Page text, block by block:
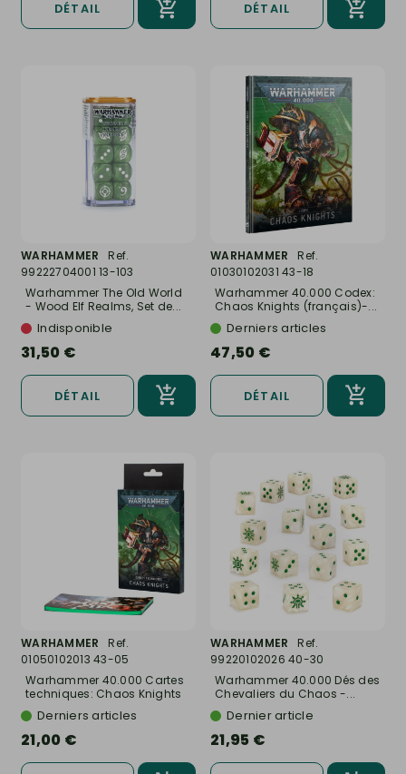
DÉTAIL DÉTAIL
WARHAMMER
Ref.
99222704001 13-103
Warhammer The Old World
- Wood Elf Realms, Set de...
Indisponible
31,50 €
DÉTAIL
WARHAMMER
Ref.
01030102031 43-18
Warhammer 40.000 Codex:
Chaos Knights (français)-...
Derniers articles
47,50 €
DÉTAIL
WARHAMMER
Ref.
01050102013 43-05
Warhammer 40.000 Cartes
techniques: Chaos Knights
-... Derniers articles
21,00 €
WARHAMMER
Ref.
99220102026 40-30
Warhammer 40.000 Dés des
Chevaliers du Chaos -...
Dernier article
21,95 €